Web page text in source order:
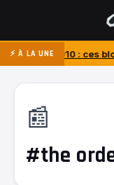
⚡ À LA UNE
: ces blogs jeux
📰
#the